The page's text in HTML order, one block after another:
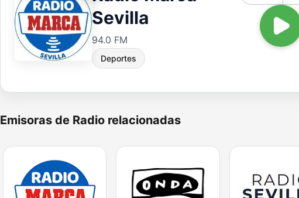
Sevilla
94.0 FM
Deportes
Emisoras de Radio relacionadas